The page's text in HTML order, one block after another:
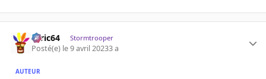
ceric64 Stormtrooper
Posté(e) le 9 avril 20233 a
AUTEUR